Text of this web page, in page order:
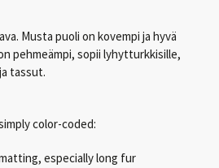
Musta puoli on kovempi ja hyvä
pehmeämpi, sopii lyhytturkkisille,
tassut.
color-coded:
especially long fur